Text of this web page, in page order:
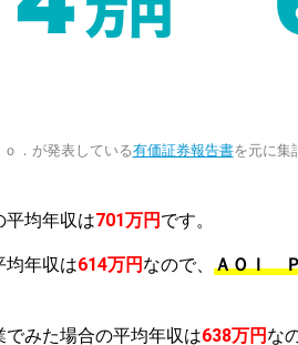
．が発表している有価証券報告書を元に集
均年収は701万円 です。
均年収は614万円 なので、 ＡＯＩ Ｐ
でみた場合の平均年収は638万円 な